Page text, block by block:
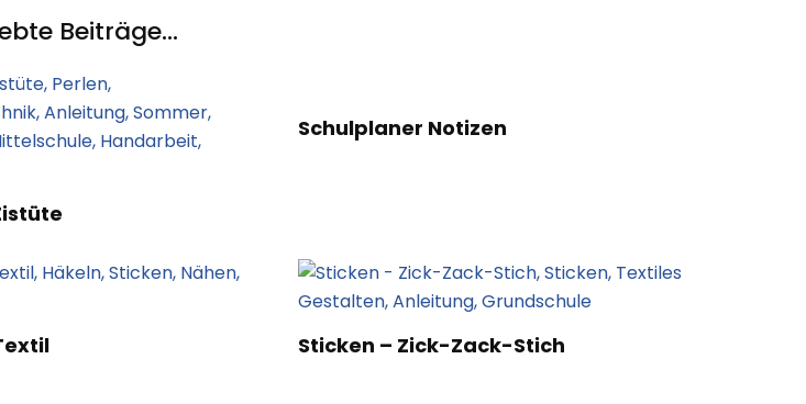
Beiträge...
Schulplaner Notizen
Sticken – Zick-Zack-Stich